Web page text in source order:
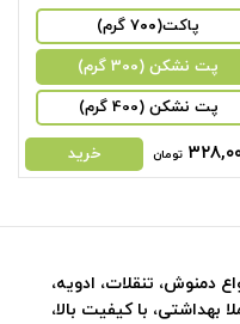
پاکت(۷۰۰ گرم)
پت نشکن (300 گرم)
پت نشکن (400 گرم)
تومان خرید
دمنوش، تنقلات، ادویه،
با کیفیت بالا،